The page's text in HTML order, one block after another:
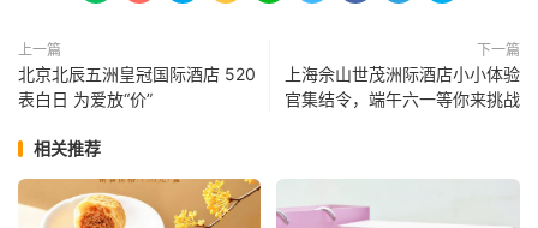
上一篇
北京北辰五洲皇冠国际酒店 520
表白日 为爱放“价”
下一篇
上海佘山世茂洲际酒店小小体验
官集结令，端午六一等你来挑战
相关推荐